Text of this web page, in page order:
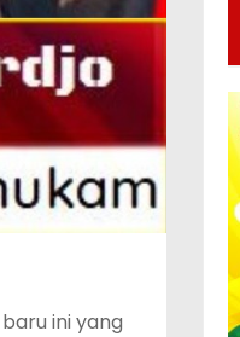
ini yang